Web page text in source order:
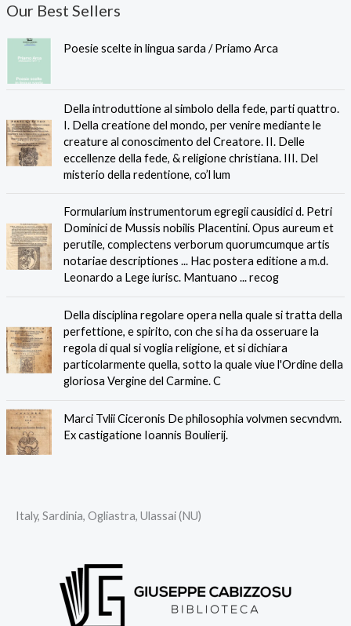
Our Best Sellers
Poesie scelte in lingua sarda / Priamo Arca
Della introduttione al simbolo della fede, parti quattro.
I. Della creatione del mondo, per venire mediante le
creature al conoscimento del Creatore. II. Delle
eccellenze della fede, & religione christiana. III. Del
misterio della redentione, co’l lum
Formularium instrumentorum egregii causidici d. Petri
Dominici de Mussis nobilis Placentini. Opus aureum et
perutile, complectens verborum quorumcumque artis
notariae descriptiones ... Hac postera editione a m.d.
Leonardo a Lege iurisc. Mantuano ... recog
Della disciplina regolare opera nella quale si tratta della
perfettione, e spirito, con che si ha da osseruare la
regola di qual si voglia religione, et si dichiara
particolarmente quella, sotto la quale viue l'Ordine della
gloriosa Vergine del Carmine. C
Marci Tvlii Ciceronis De philosophia volvmen secvndvm.
Ex castigatione Ioannis Boulierij.
Italy, Sardinia, Ogliastra, Ulassai (NU)